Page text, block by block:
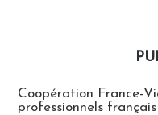
Coopération France-
professionnels